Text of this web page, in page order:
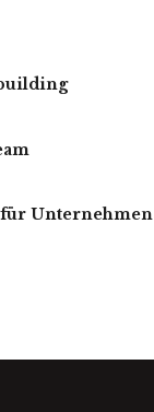
Unternehmen